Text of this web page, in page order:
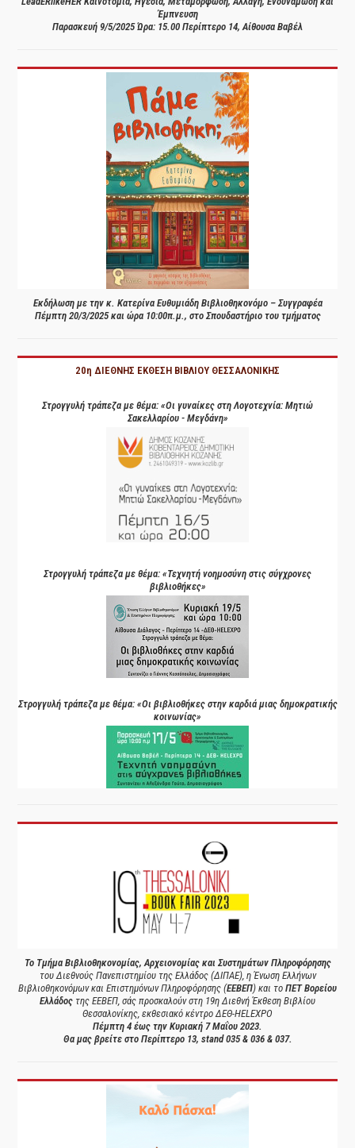
Έμπνευση
Παρασκευή 9/5/2025 Ώρα: 15.00 Περίπτερο 14, Αίθουσα Βαβέλ
Εκδήλωση με την κ. Κατερίνα Ευθυμιάδη Βιβλιοθηκονόμο – Συγγραφέα
Πέμπτη 20/3/2025 και ώρα 10:00π.μ., στο Σπουδαστήριο του τμήματος
20η ΔΙΕΘΝΗΣ ΕΚΘΕΣΗ ΒΙΒΛΙΟΥ ΘΕΣΣΑΛΟΝΙΚΗΣ
Στρογγυλή τράπεζα με θέμα: «Οι γυναίκες στη Λογοτεχνία: Μητιώ
Σακελλαρίου - Μεγδάνη»
Στρογγυλή τράπεζα με θέμα: «Τεχνητή νοημοσύνη στις σύγχρονες
βιβλιοθήκες»
Στρογγυλή τράπεζα με θέμα: «Οι βιβλιοθήκες στην καρδιά μιας δημοκρατικής
κοινωνίας»
Το Τμήμα Βιβλιοθηκονομίας, Αρχειονομίας και Συστημάτων Πληροφόρησης
του Διεθνούς Πανεπιστημίου της Ελλάδος (ΔΙΠΑΕ), η Ένωση Ελλήνων
Βιβλιοθηκονόμων και Επιστημόνων Πληροφόρησης (ΕΕΒΕΠ) και το ΠΕΤ Βορείου
Ελλάδος της ΕΕΒΕΠ, σάς προσκαλούν στη 19η Διεθνή Έκθεση Βιβλίου
Θεσσαλονίκης, εκθεσιακό κέντρο ΔΕΘ-HELEXPO
Πέμπτη 4 έως την Κυριακή 7 Μαΐου 2023.
Θα μας βρείτε στο Περίπτερο 13, stand 035 & 036 & 037.